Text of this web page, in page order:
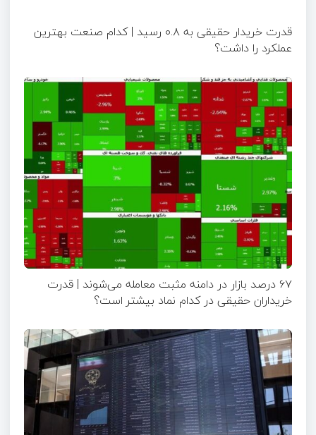
قدرت خریدار حقیقی به ۰.۸ رسید | کدام صنعت بهترین
عملکرد را داشت؟
۶۷ درصد بازار در دامنه مثبت معامله می‌شوند | قدرت
خریداران حقیقی در کدام نماد بیشتر است؟